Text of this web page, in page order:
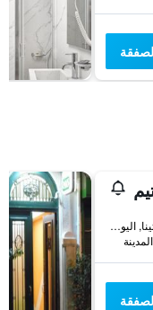
21 Menandrou Str, أثينا, اليونان